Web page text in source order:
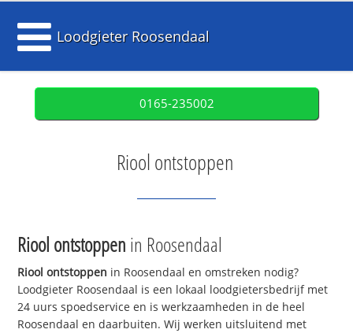
Loodgieter Roosendaal
0165-235002
Riool ontstoppen
Riool ontstoppen in Roosendaal
Riool ontstoppen in Roosendaal en omstreken nodig?
Loodgieter Roosendaal is een lokaal loodgietersbedrijf met
24 uurs spoedservice en is werkzaamheden in de heel
Roosendaal en daarbuiten. Wij werken uitsluitend met